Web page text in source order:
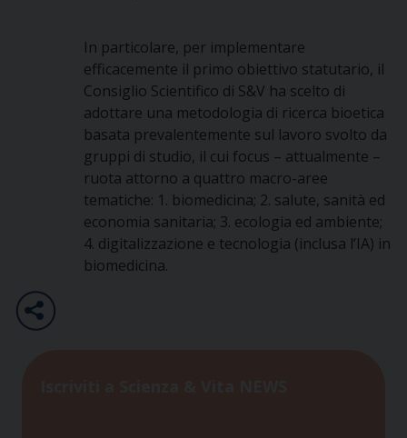
In particolare, per implementare
efficacemente il primo obiettivo statutario, il
Consiglio Scientifico di S&V ha scelto di
adottare una metodologia di ricerca bioetica
basata prevalentemente sul lavoro svolto da
gruppi di studio, il cui focus – attualmente –
ruota attorno a quattro macro-aree
tematiche: 1. biomedicina; 2. salute, sanità ed
economia sanitaria; 3. ecologia ed ambiente;
4. digitalizzazione e tecnologia (inclusa l’IA) in
biomedicina.